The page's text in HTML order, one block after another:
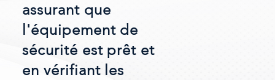
assurant que
l'équipement de
sécurité est prêt et
en vérifiant les